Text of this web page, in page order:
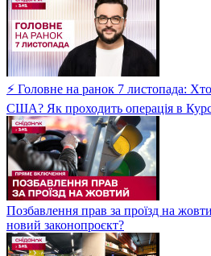
⚡ Головне на ранок 7 листопада:
США? Як проходить операція в
Позбавлення прав за проїзд на
новий законопроєкт?